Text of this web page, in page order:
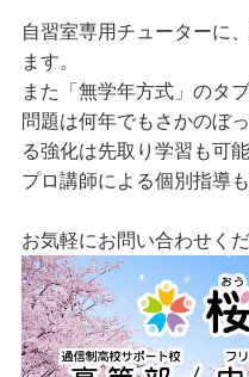
自習室専用チューターに
ます。
また「無学年方式」のタ
問題は何年でもさかのぼ
る強化は先取り学習も可能
プロ講師による個別指導
お気軽にお問い合わせくだ